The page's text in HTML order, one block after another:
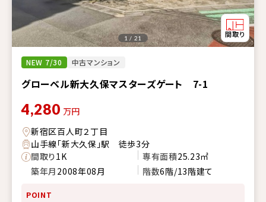
NEW 7/30 中古マンション
グローベル新大久保マスターズゲート 7-1
1 / 21
4,280 万円
新宿区百人町２丁目
山手線「新大久保」駅 徒歩3分
間取り1K 専有面積25.23㎡
築年月 2008年08月 階数6階/13階建て
POINT